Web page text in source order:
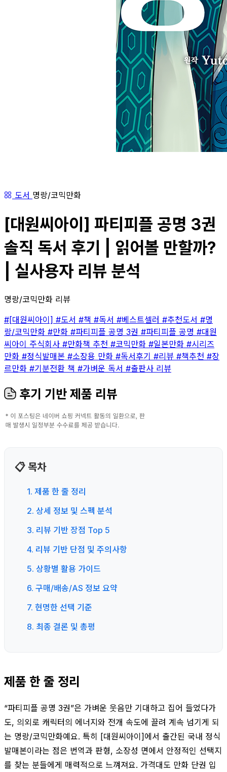
도서 명랑/코믹만화
[대원씨아이] 파티피플 공명 3권
솔직 독서 후기 | 읽어볼 만할까?
| 실사용자 리뷰 분석
명랑/코믹만화 리뷰
#[대원씨아이] #도서 #책 #독서 #베스트셀러 #추천도서 #명
랑/코믹만화 #만화 #파티피플 공명 3권 #파티피플 공명 #대원
씨아이 주식회사 #만화책 추천 #코믹만화 #일본만화 #시리즈
만화 #정식발매본 #소장용 만화 #독서후기 #리뷰 #책추천 #장
르만화 #기분전환 책 #가벼운 독서 #출판사 리뷰
후기 기반 제품 리뷰
📋 목차
1. 제품 한 줄 정리
2. 상세 정보 및 스펙 분석
3. 리뷰 기반 장점 Top 5
4. 리뷰 기반 단점 및 주의사항
5. 상황별 활용 가이드
6. 구매/배송/AS 정보 요약
7. 현명한 선택 기준
8. 최종 결론 및 총평
제품 한 줄 정리
“파티피플 공명 3권”은 가벼운 웃음만 기대하고 집어 들었다가
도, 의외로 캐릭터의 에너지와 전개 속도에 끌려 계속 넘기게 되
는 명랑/코믹만화예요. 특히 [대원씨아이]에서 출간된 국내 정식
발매본이라는 점은 번역과 판형, 소장성 면에서 안정적인 선택지
를 찾는 분들에게 매력적으로 느껴져요. 가격대도 만화 단권 입